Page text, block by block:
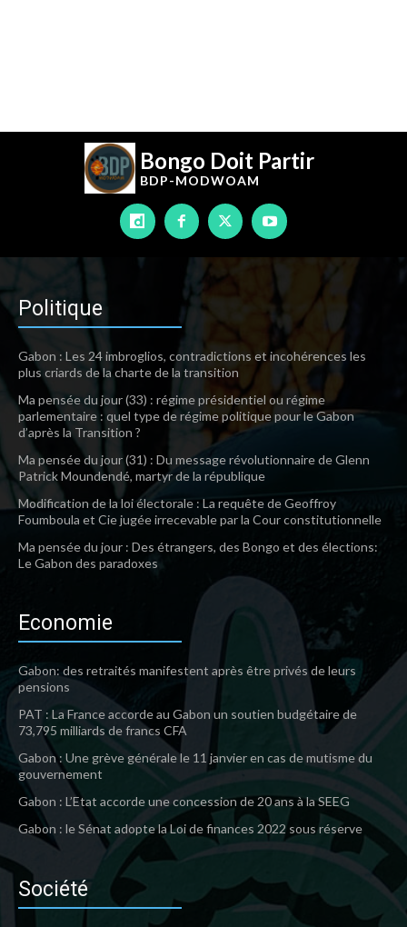
Bongo Doit Partir
BDP-MODWOAM
Politique
Gabon : Les 24 imbroglios, contradictions et incohérences les
plus criards de la charte de la transition
Ma pensée du jour (33) : régime présidentiel ou régime
parlementaire : quel type de régime politique pour le Gabon
d’après la Transition ?
Ma pensée du jour (31) : Du message révolutionnaire de Glenn
Patrick Moundendé, martyr de la république
Modification de la loi électorale : La requête de Geoffroy
Foumboula et Cie jugée irrecevable par la Cour constitutionnelle
Ma pensée du jour : Des étrangers, des Bongo et des élections:
Le Gabon des paradoxes
Economie
Gabon: des retraités manifestent après être privés de leurs
pensions
PAT : La France accorde au Gabon un soutien budgétaire de
73,795 milliards de francs CFA
Gabon : Une grève générale le 11 janvier en cas de mutisme du
gouvernement
Gabon : L’Etat accorde une concession de 20 ans à la SEEG
Gabon : le Sénat adopte la Loi de finances 2022 sous réserve
Société